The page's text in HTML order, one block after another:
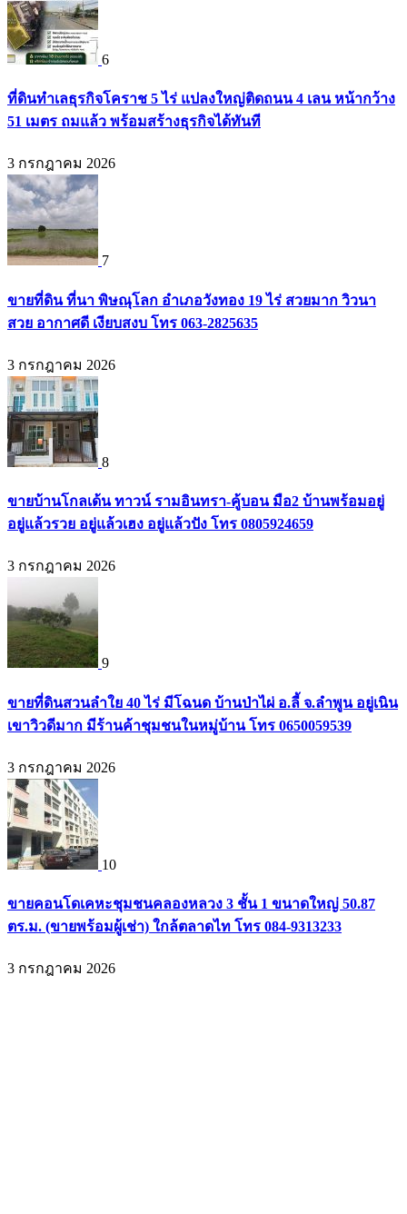
6
ที่ดินทำเลธุรกิจโคราช 5 ไร่ แปลงใหญ่ติดถนน 4 เลน หน้ากว้าง
51 เมตร ถมแล้ว พร้อมสร้างธุรกิจได้ทันที
3 กรกฎาคม 2026
7
ขายที่ดิน ที่นา พิษณุโลก อำเภอวังทอง 19 ไร่ สวยมาก วิวนา
สวย อากาศดี เงียบสงบ โทร 063-2825635
3 กรกฎาคม 2026
8
ขายบ้านโกลเด้น ทาวน์ รามอินทรา-คู้บอน มือ2 บ้านพร้อมอยู่
อยู่แล้วรวย อยู่แล้วเฮง อยู่แล้วปัง โทร 0805924659
3 กรกฎาคม 2026
9
ขายที่ดินสวนลำใย 40 ไร่ มีโฉนด บ้านป่าไผ่ อ.ลี้ จ.ลำพูน อยู่เนิน
เขาวิวดีมาก มีร้านค้าชุมชนในหมู่บ้าน โทร 0650059539
3 กรกฎาคม 2026
10
ขายคอนโดเคหะชุมชนคลองหลวง 3 ชั้น 1 ขนาดใหญ่ 50.87
ตร.ม. (ขายพร้อมผู้เช่า) ใกล้ตลาดไท โทร 084-9313233
3 กรกฎาคม 2026